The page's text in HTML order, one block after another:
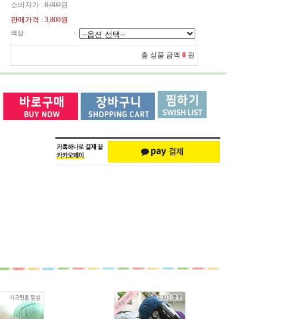
소비자가 :8,000원
판매가격 : 3,800원
색상 :
총 상품 금액 0 원